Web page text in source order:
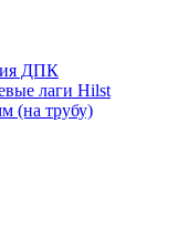
ДПК
лаги Hilst
(на трубу)